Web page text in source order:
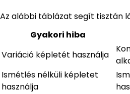
Az alábbi táblázat segít tisztán
Gyakori hiba
Variáció képletét használja
Ismétlés nélküli képletet
használja